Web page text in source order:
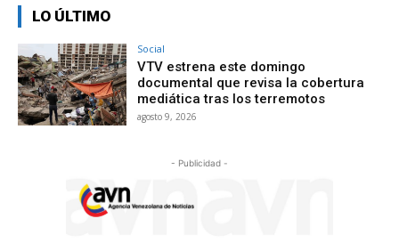
LO ÚLTIMO
Social
VTV estrena este domingo
documental que revisa la cobertura
mediática tras los terremotos
agosto 9, 2026
- Publicidad -